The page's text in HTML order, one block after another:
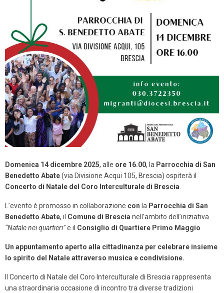
Domenica 14 dicembre 2025, alle ore 16.00, la Parrocchia di San
Benedetto Abate(via Divisione Acqui 105, Brescia) ospiterà il
Concerto di Natale del Coro Interculturale di Brescia.
L’evento è promosso in collaborazione con la Parrocchia di San
Benedetto Abate, il Comune di Brescia nell’ambito dell’iniziativa
“Natale nei quartieri”e il Consiglio di Quartiere Primo Maggio.
Un appuntamento aperto alla cittadinanza per celebrare insieme
lo spirito del Natale attraverso musica e condivisione.
Il Concerto di Natale del Coro Interculturale di Bresciarappresenta
una straordinaria occasione di incontro tra diverse tradizioni